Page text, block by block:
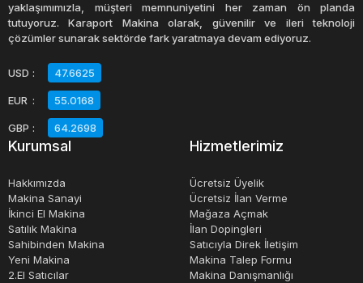
Patates dilimleme makinesi, işletmelerin patates
hazırlama sürecini hızlandırırken, aynı zamanda hijyenik
şekilde keserken, aynı zamanda patateslerin elle
kesilmesi durumunda oluşabilecek kesiklere veya
yaralanmalara da engel olur.
gıda işletmeleri için önemli bir cihazdır. Hızlı, hijyenik ve
verimli bir patates hazırlama süreci sunar ve işletmelerin
patatesli ürünlerini daha hızlı ve kolay bir şekilde
hazırlamasına yardımcı olur.
yaklaşımımızla, müşteri memnuniyetini her zaman ön planda
tutuyoruz. Karaport Makina olarak, güvenilir ve ileri teknoloji
çözümler sunarak sektörde fark yaratmaya devam ediyoruz.
USD : 47.6625
EUR : 55.0168
GBP : 64.2698
Kurumsal
Hakkımızda
Makina Sanayi
İkinci El Makina
Satılık Makina
Sahibinden Makina
Yeni Makina
2.El Satıcılar
Hizmetlerimiz
Ücretsiz Üyelik
Ücretsiz İlan Verme
Mağaza Açmak
İlan Dopingleri
Satıcıyla Direk İletişim
Makina Talep Formu
Makina Danışmanlığı